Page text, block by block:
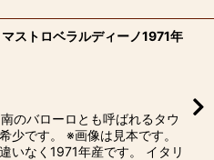
ストロベラルディーノ1971年
のバローロとも呼ばれるタウ
少です。 ※画像は見本です。
いなく1971年産です。 イタリ